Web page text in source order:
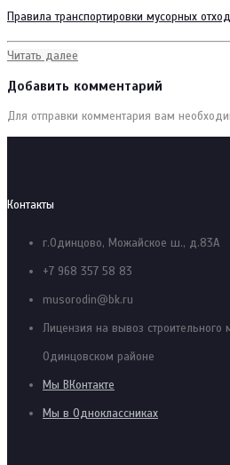
Правила транспортировки мусорных
Читать далее
Добавить комментарий
Для отправки комментария вам
Контакты
г.Одинцово, Можайское ш., д.83А
+7 968 357 58 83
musorodin@bk.ru
Лицензия на вывоз
Одинцовском районе
Мы ВКонтакте
Мы в Одноклассниках